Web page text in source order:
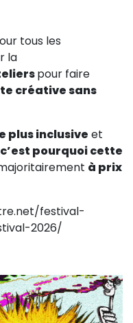
tous les
la
pour faire
créative sans
plus inclusive et
c’est pourquoi cette
à prix
festival-
2026/